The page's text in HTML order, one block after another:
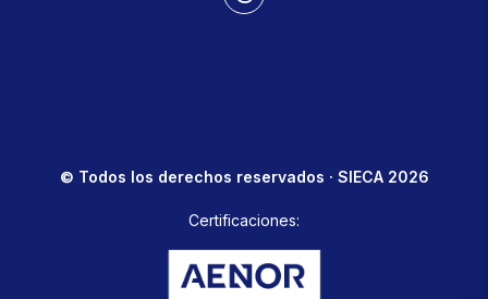
© Todos los derechos reservados · SIECA 2026
Certificaciones: